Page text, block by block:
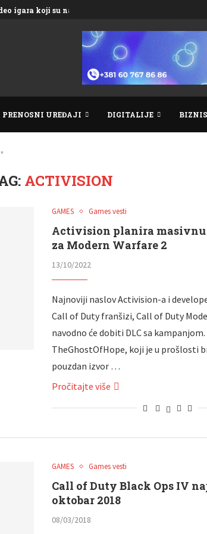
igara koji su nadmašili...
PRENOSNI UREĐAJI DIGITALIJE
ACTIVISION
GAMES Games vesti
Activision planira
za Modern Warfare 2
13/10/2022
Najnoviji naslov Activision-a i
Call of Duty franšizi, Call of Duty
navodno će dobiti DLC sa
TheGhostOfHope, koji je u prošlosti
pouzdan izvor …
Pročitajte više
GAMES Games vesti
Call of Duty Black Ops IV
oktobar 2018
08/03/2018